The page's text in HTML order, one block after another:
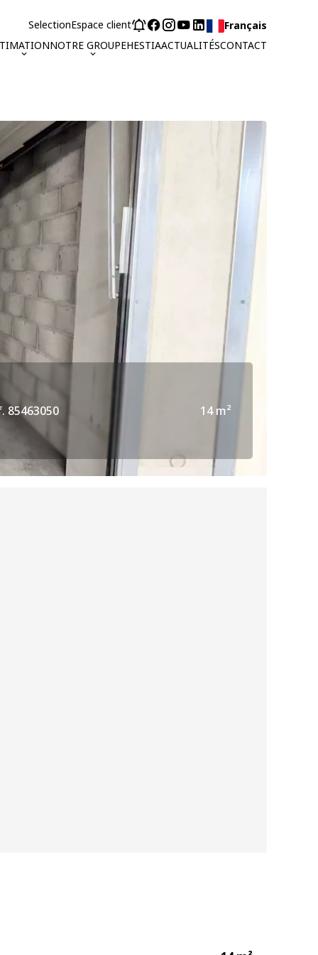
SelectionEspace client
Français
NOTRE GROUPEHESTIAACTUALITÉSCONTACT
85463050 14 m²